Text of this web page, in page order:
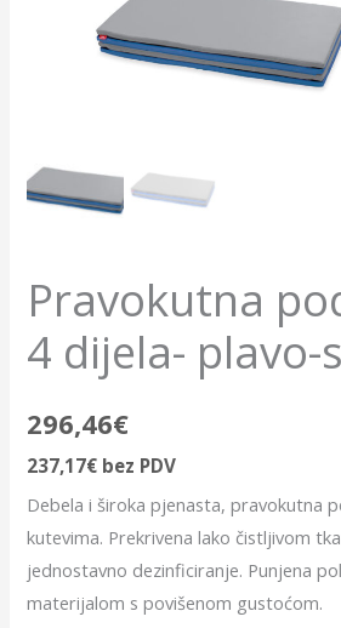
Pravokutna
4 dijela- plavo-
296,46€
237,17€ bez PDV
Debela i široka pjenasta, pravokutna
kutevima. Prekrivena lako čistljivom
jednostavno dezinficiranje. Punjena
materijalom s povišenom gustoćom.
količina